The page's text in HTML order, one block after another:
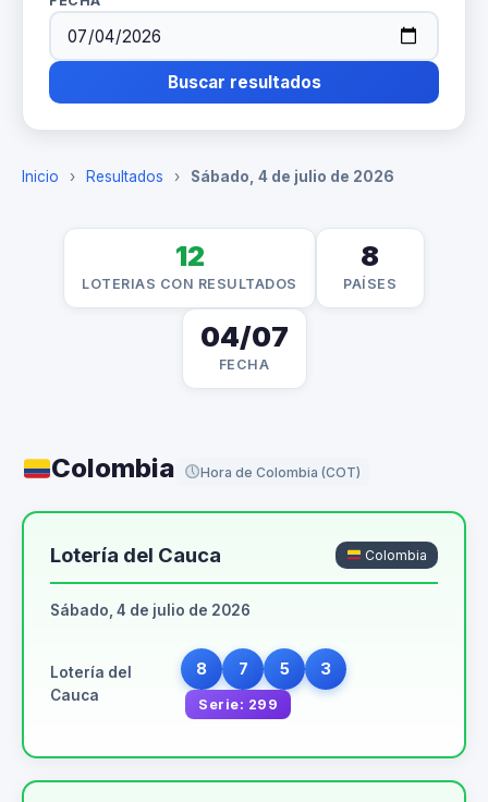
Buscar resultados
Inicio › Resultados › Sábado, 4 de julio de 2026
12
LOTERIAS CON RESULTADOS
8
PAÍSES
04/07
FECHA
Colombia Hora de Colombia (COT)
Lotería del Cauca Colombia
Sábado, 4 de julio de 2026
Lotería del
Cauca
8 7 5 3
Serie: 299